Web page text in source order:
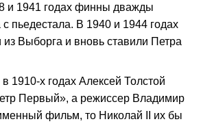
и 1941 годах финны дважды
пьедестала. В 1940 и 1944 годах
Выборга и вновь ставили Петра
1910-х годах Алексей Толстой
Первый», а режиссер Владимир
фильм, то Николай II их бы